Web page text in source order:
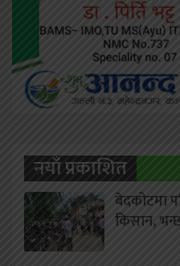
नयाँ प्रकाशित
बेदकोटमा
किसान,